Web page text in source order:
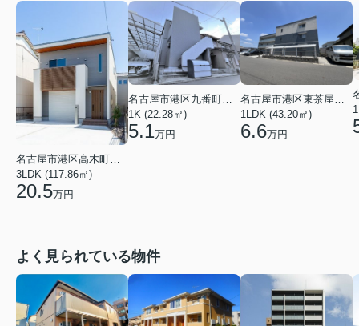
3LDK (117.86㎡)
20.5万円
名古屋市港区九番町３丁目
1K (22.28㎡)
5.1万円
名古屋市港区東茶屋１丁目
1LDK (43.20㎡)
6.6万円
よく見られている物件